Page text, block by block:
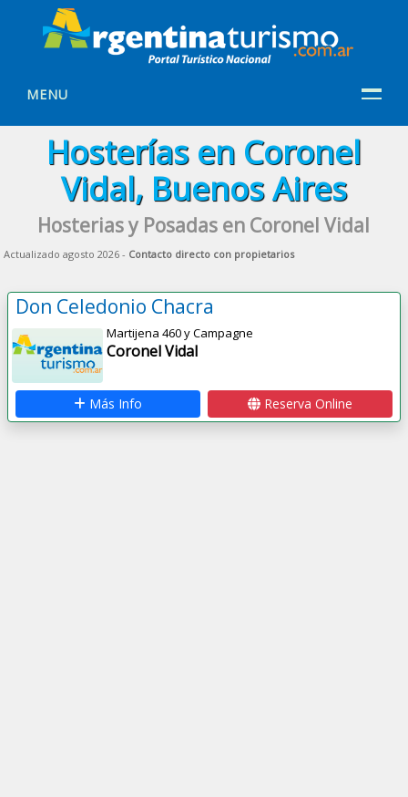
MENU
Hosterías en Coronel
Vidal, Buenos Aires
Hosterias y Posadas en Coronel Vidal
Actualizado agosto 2026 - Contacto directo con propietarios
Don Celedonio Chacra
Martijena 460 y Campagne
Coronel Vidal
Más Info Reserva Online